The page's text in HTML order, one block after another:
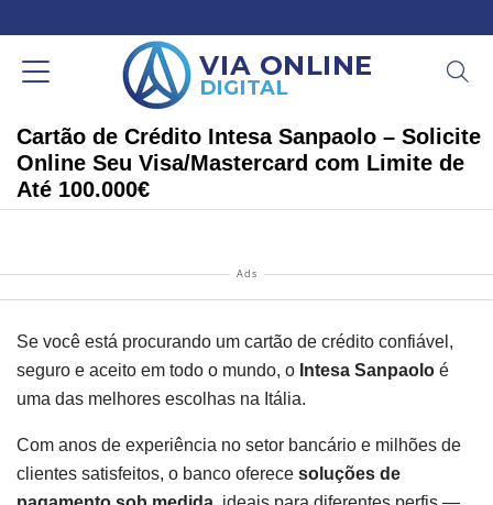
Cartão de Crédito Intesa Sanpaolo – Solicite
Online Seu Visa/Mastercard com Limite de
Até 100.000€
Ads
Se você está procurando um cartão de crédito confiável,
seguro e aceito em todo o mundo, o Intesa Sanpaolo é
uma das melhores escolhas na Itália.
Com anos de experiência no setor bancário e milhões de
clientes satisfeitos, o banco oferece soluções de